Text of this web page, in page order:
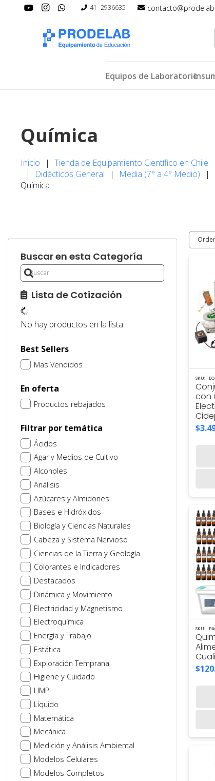
41- 2936635
Equipos de Laboratorio
Química
Inicio | Tienda de Equipamiento Científico en Chile
|
Didácticos General | Media (7° a 4° Medio)
|
Química
Buscar en esta Categoría
Lista de Cotización
No hay productos en la lista
Best Sellers
Mas Vendidos
En oferta
Productos rebajados
Filtrar por temática
Ácidos
Agar y Medios de Cultivo
Alcoholes
Análisis
Azúcares y Almidones
Bases e Hidróxidos
Biología y Ciencias Naturales
Cabeza y Sistema Nervioso
Ciencias de la Tierra y Geología
Colorantes e Indicadores
Destacados
Dinámica y Movimiento
Electricidad y Magnetismo
Electroquímica
Energía y Trabajo
Estática
Exploración Temprana
Higiene y Cuidado
LIMPI
Líquido
Matemática
Mecánica
Medición y Análisis Ambiental
Modelos Celulares
Modelos Completos
SKU:
con
$
SKU:
$